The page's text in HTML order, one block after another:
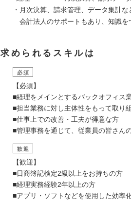
・月次決算、請求管理、データ集計
会計法人のサポートもあり、知識を
求められるスキルは
必須
【必須】
■経理をメインとするバックオフィス
■担当業務に対し主体性をもって取り
■仕事上での改善・工夫が得意な方
■管理事務を通じて、従業員の皆さん
歓迎
【歓迎】
■日商簿記検定2級以上をお持ちの方
■経理実務経験2年以上の方
■アプリ・ソフトなどを使用した効率